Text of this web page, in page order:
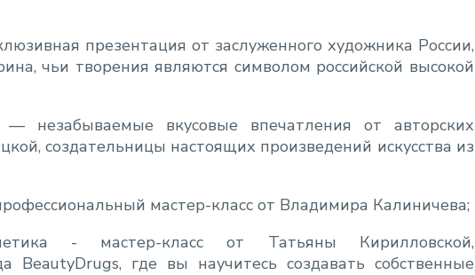
презентация от заслуженного художника России,
чьи творения являются символом российской высокой
незабываемые вкусовые впечатления от авторских
создательницы настоящих произведений искусства из
мастер-класс от Владимира Калиничева;
- мастер-класс от Татьяны Кирилловской,
BeautyDrugs, где вы научитесь создавать собственные